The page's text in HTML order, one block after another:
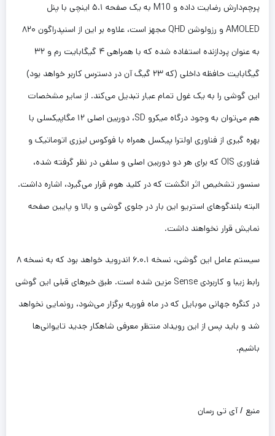
پرچم‌دارش رضایت داده و M10 به یک صفحه ۵.۱ اینچی با پنل
AMOLED و رزولوشن QHD مجهز است، علاوه بر این از اسنپدراگون ۸۲۰
به عنوان پردازنده استفاده شده که با همراهی ۴ گیگابایت رم و ۳۲
گیگابایت حافظه داخلی (که ۲۳ گیگ آن در دسترس کاربر خواهد بود)
این گوشی را به یک غول تمام عیار تبدیل می‌کند. از سایر مشخصات
هم می‌توان به وجود درگاه میکرو SD، دوربین اصلی ۱۲ مگاپیکسلی با
بهره‌ گیری از فناوری اولترا پیکسل همراه با فوکوس لیزری اتوماتیک و
فناوری ‌‌OIS که برای هر دو دوربین اصلی و سلفی در نظر گرفته شده،
سنسور تشخیص اثر انگشت که در کلید هوم قرار می‌گیرد، اشاره داشت.
البته بلندگوهای استریو این بار در جلوی گوشی و بالا و پایین صفحه
نمایش قرار نخواهند داشت.
سیستم عامل این گوشی، نسخه ۶.۰.۱ اندروید خواهد بود که به نسخه ۸
رابط زیبا و کاربردی Sense مزین شده است. طبق خبرهای قبلی این گوشی
در کنگره جهانی موبایل که در ماه فوریه برگزار می‌شود، رونمایی نخواهد
شد و باید پس از این رویداد منتظر معرفی شاهکار جدید تایوانی‌ها
باشیم.
منبع / آی تی رسان